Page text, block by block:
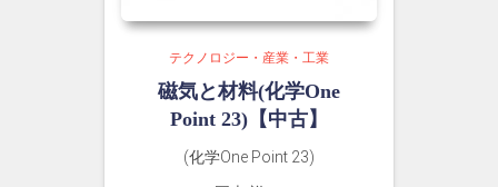
テクノロジー・産業・工業
磁気と材料(化学One
Point 23)【中古】
(化学One Point 23)